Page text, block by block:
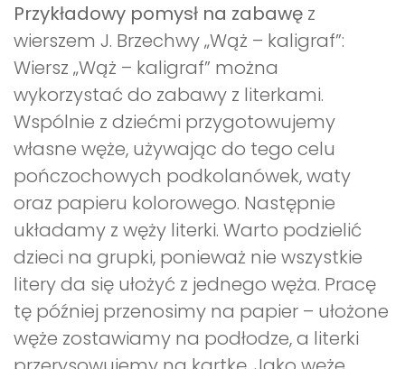
Przykładowy pomysł na zabawę z
wierszem J. Brzechwy „Wąż – kaligraf”:
Wiersz „Wąż – kaligraf” można
wykorzystać do zabawy z literkami.
Wspólnie z dziećmi przygotowujemy
własne węże, używając do tego celu
pończochowych podkolanówek, waty
oraz papieru kolorowego. Następnie
układamy z węży literki. Warto podzielić
dzieci na grupki, ponieważ nie wszystkie
litery da się ułożyć z jednego węża. Pracę
tę później przenosimy na papier – ułożone
węże zostawiamy na podłodze, a literki